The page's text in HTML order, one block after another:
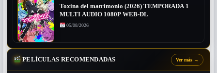
Toxina del matrimonio (2026) TEMPORADA 1
MULTI AUDIO 1080P WEB-DL
05/08/2026
PELÍCULAS RECOMENDADAS Ver más →